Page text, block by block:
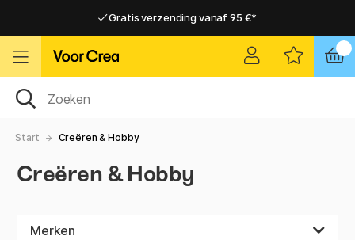
Gratis verzending vanaf 95 €*
Gratis verzending vanaf 95 €*
Start Creëren & Hobby
Creëren & Hobby
Merken